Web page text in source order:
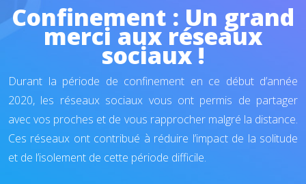
Confinement : Un grand
merci aux réseaux
sociaux !
Durant la période de confinement en ce début d’année
2020, les réseaux sociaux vous ont permis de partager
avec vos proches et de vous rapprocher malgré la distance.
Ces réseaux ont contribué à réduire l’impact de la solitude
et de l’isolement de cette période difficile.